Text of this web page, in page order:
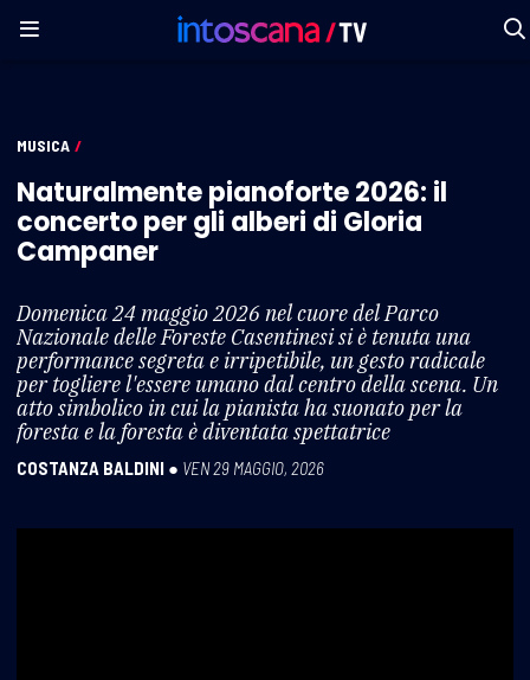
MUSICA /
Naturalmente pianoforte 2026: il
concerto per gli alberi di Gloria
Campaner
Domenica 24 maggio 2026 nel cuore del Parco
Nazionale delle Foreste Casentinesi si è tenuta una
performance segreta e irripetibile, un gesto radicale
per togliere l'essere umano dal centro della scena. Un
atto simbolico in cui la pianista ha suonato per la
foresta e la foresta è diventata spettatrice
COSTANZA BALDINI ● VEN 29 MAGGIO, 2026